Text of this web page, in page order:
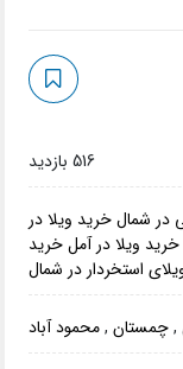
516 بازدید
در شمال خرید ویلا در
خرید ویلا در آمل خرید
استخردار در شمال
,چمستان,محمود آباد